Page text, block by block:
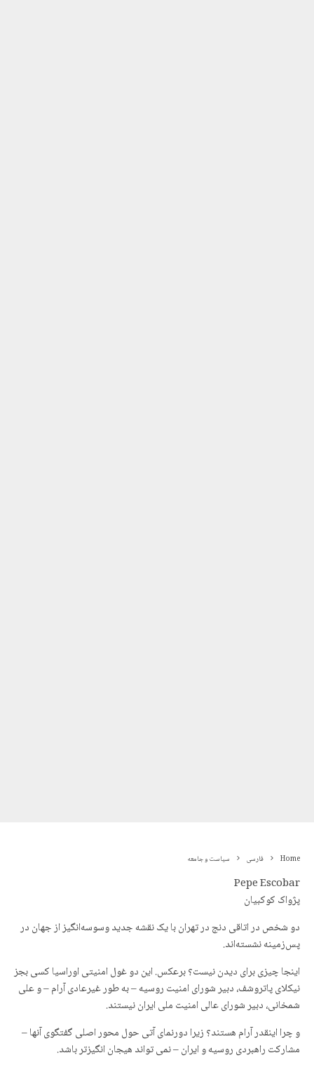
Home فارسی سیاست و جامعه
Pepe Escobar
پژواک کوکبیان
دو شخص در اتاقی دنج در تهران با یک نقشه جدید وسوسه‌انگیز از جهان در
پس‌زمینه نشسته‌اند.
اینجا چیزی برای دیدن نیست؟ برعکس. این دو غول امنیتی اوراسیا کسی بجز
نیکلای پاتروشف، دبیر شورای امنیت روسیه – به طور غیرعادی آرام – و علی
شمخانی، دبیر شورای عالی امنیت ملی ایران نیستند.
و چرا اینقدر آرام هستند؟ زیرا دورنمای آتی حول محور اصلی گفتگوی آنها –
مشارکت راهبردی روسیه و ایران – نمی تواند هیجان انگیزتر باشد.